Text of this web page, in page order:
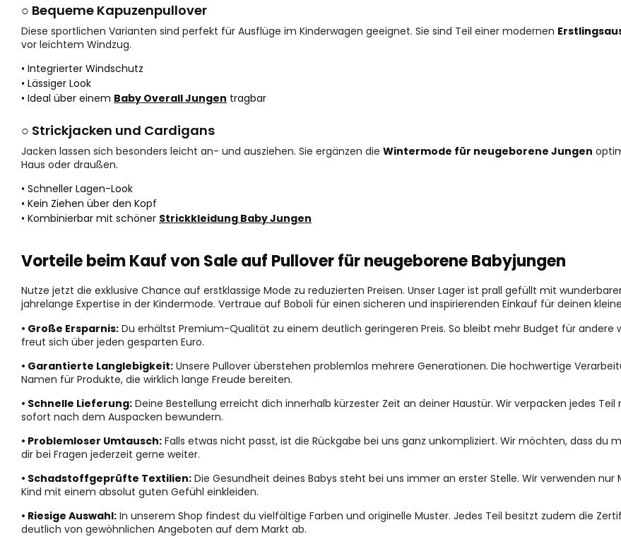
○ Bequeme Kapuzenpullover
Diese sportlichen Varianten sind perfekt für Ausflüge im Kinderwagen geeignet. Sie sind Teil einer modernen
vor leichtem Windzug.
• Integrierter Windschutz
• Lässiger Look
• Ideal über einem Baby Overall Jungen tragbar
○ Strickjacken und Cardigans
Jacken lassen sich besonders leicht an- und ausziehen. Sie ergänzen die Wintermode für neugeborene Jungen
Haus oder draußen.
• Schneller Lagen-Look
• Kein Ziehen über den Kopf
• Kombinierbar mit schöner Strickkleidung Baby Jungen
Vorteile beim Kauf von Sale auf Pullover für neugeborene Babyjungen
Nutze jetzt die exklusive Chance auf erstklassige Mode zu reduzierten Preisen. Unser Lager ist prall gefüllt mit
jahrelange Expertise in der Kindermode. Vertraue auf Boboli für einen sicheren und inspirierenden Einkauf für deinen
• Große Ersparnis: Du erhältst Premium-Qualität zu einem deutlich geringeren Preis. So bleibt mehr Budget für
freut sich über jeden gesparten Euro.
• Garantierte Langlebigkeit: Unsere Pullover überstehen problemlos mehrere Generationen. Die hochwertige
Namen für Produkte, die wirklich lange Freude bereiten.
• Schnelle Lieferung: Deine Bestellung erreicht dich innerhalb kürzester Zeit an deiner Haustür. Wir verpacken jedes
sofort nach dem Auspacken bewundern.
• Problemloser Umtausch: Falls etwas nicht passt, ist die Rückgabe bei uns ganz unkompliziert. Wir möchten, dass
dir bei Fragen jederzeit gerne weiter.
• Schadstoffgeprüfte Textilien: Die Gesundheit deines Babys steht bei uns immer an erster Stelle. Wir verwenden
Kind mit einem absolut guten Gefühl einkleiden.
• Riesige Auswahl: In unserem Shop findest du vielfältige Farben und originelle Muster. Jedes Teil besitzt zudem die
deutlich von gewöhnlichen Angeboten auf dem Markt ab.